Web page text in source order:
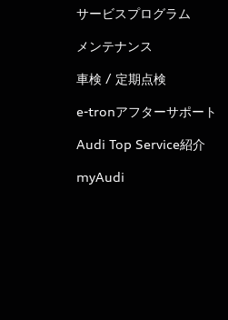
サービスプログラム
メンテナンス
車検 / 定期点検
e-tronアフターサポート
Audi Top Service紹介
myAudi